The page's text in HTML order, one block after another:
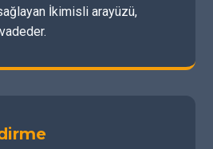
İkimisli arayüzü,